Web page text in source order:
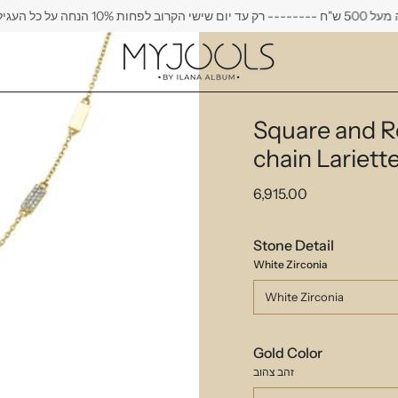
לפחות 10% הנחה על כל העגילים
Square and
chain
6,915.00
Stone Detail
White Zirconia
White Zirconia
Gold Color
זהב צהוב